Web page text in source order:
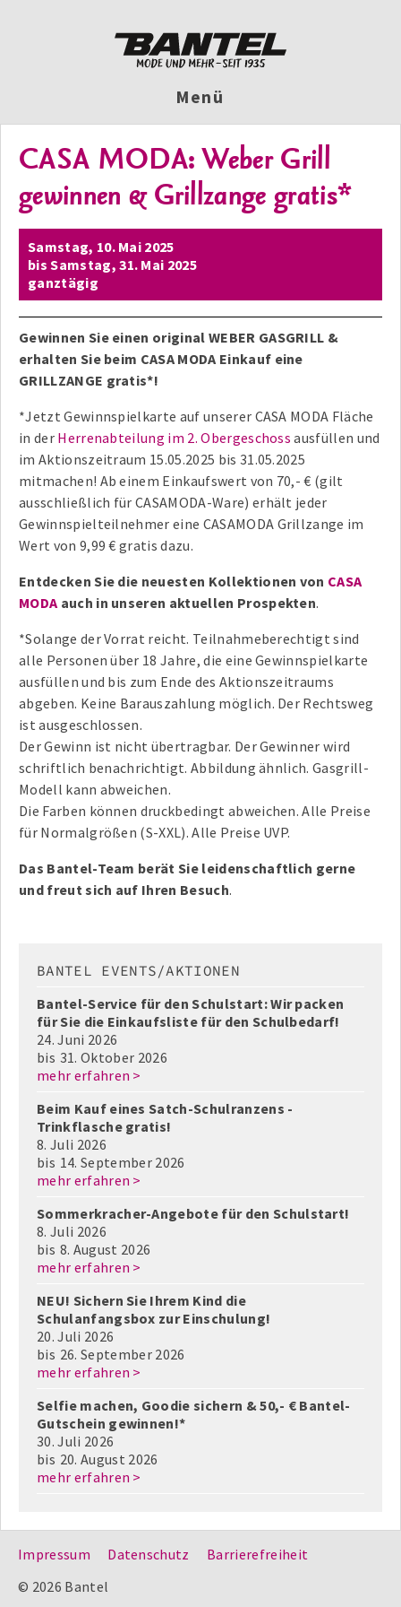
Menü
CASA MODA: Weber Grill
gewinnen & Grillzange gratis*
Samstag, 10. Mai 2025
bis Samstag,31. Mai 2025
ganztägig
Gewinnen Sie einen original WEBER GASGRILL &
erhalten Sie beim CASA MODA Einkauf eine
GRILLZANGE gratis*!
*Jetzt Gewinnspielkarte auf unserer CASA MODA Fläche
in der Herrenabteilung im 2. Obergeschoss ausfüllen und
im Aktionszeitraum 15.05.2025 bis 31.05.2025
mitmachen! Ab einem Einkaufswert von 70,- € (gilt
ausschließlich für CASAMODA-Ware) erhält jeder
Gewinnspielteilnehmer eine CASAMODA Grillzange im
Wert von 9,99 € gratis dazu.
Entdecken Sie die neuesten Kollektionen von CASA
MODA auch in unseren aktuellen Prospekten.
*Solange der Vorrat reicht. Teilnahmeberechtigt sind
alle Personen über 18 Jahre, die eine Gewinnspielkarte
ausfüllen und bis zum Ende des Aktionszeitraums
abgeben. Keine Barauszahlung möglich. Der Rechtsweg
ist ausgeschlossen.
Der Gewinn ist nicht übertragbar. Der Gewinner wird
schriftlich benachrichtigt. Abbildung ähnlich. Gasgrill-
Modell kann abweichen.
Die Farben können druckbedingt abweichen. Alle Preise
für Normalgrößen (S-XXL). Alle Preise UVP.
Das Bantel-Team berät Sie leidenschaftlich gerne
und freut sich auf Ihren Besuch.
BANTEL EVENTS/AKTIONEN
Bantel-Service für den Schulstart: Wir packen
für Sie die Einkaufsliste für den Schulbedarf!
24. Juni 2026
bis 31. Oktober 2026
mehr erfahren >
Beim Kauf eines Satch-Schulranzens -
Trinkflasche gratis!
8. Juli 2026
bis 14. September 2026
mehr erfahren >
Sommerkracher-Angebote für den Schulstart!
8. Juli 2026
bis 8. August 2026
mehr erfahren >
NEU! Sichern Sie Ihrem Kind die
Schulanfangsbox zur Einschulung!
20. Juli 2026
bis 26. September 2026
mehr erfahren >
Selfie machen, Goodie sichern & 50,- € Bantel-
Gutschein gewinnen!*
30. Juli 2026
bis 20. August 2026
mehr erfahren >
Impressum Datenschutz
Barrierefreiheit
© 2026 Bantel